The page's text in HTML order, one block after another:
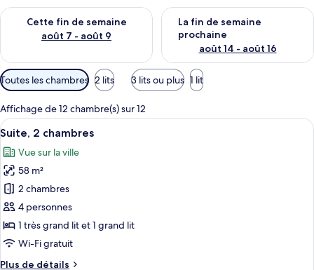
Cette fin de semaine
août 7 - août 9
Vérifier la disponibilité pour cette fin de semaine août 7 -
La fin de semaine
prochaine
août 14 - août 16
Vérifier la disponibilité pour
Filtres
disponibles
pour
les
chambres
Toutes les chambres 2 lits 3 lits ou plus 1 lit
Affichage de 12 chambre(s) sur 12
Afficher
toutes
les
photos
pour
ce
type
de
chambre :
Suite, 2 chambres | Coffre-fort,
4
Suite, 2 chambres
Vue sur la ville
58 m²
2 chambres
4 personnes
1 très grand lit et 1 grand lit
Wi-Fi gratuit
Plus de détails
Plus